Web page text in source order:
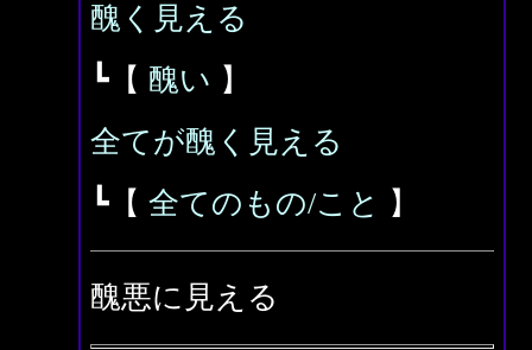
醜く見える
┗【 醜い 】
全てが醜く見える
┗【 全てのもの/こと 】
醜悪に見える